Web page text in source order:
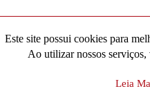
Este site possui cookies para
Ao utilizar nossos
Leia